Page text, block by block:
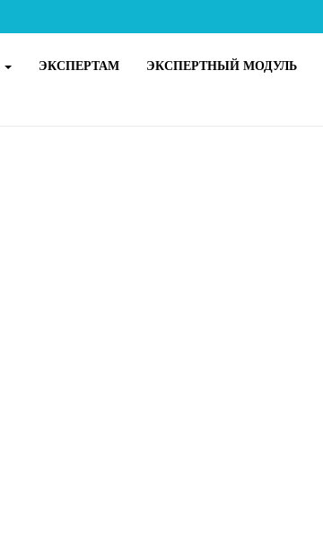
ЭКСПЕРТАМ ЭКСПЕРТНЫЙ МОДУЛЬ